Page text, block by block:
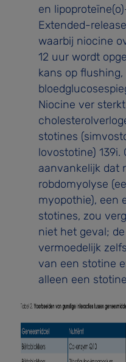
en
Extended-
waarbij niocine
12 uur wordt
kans op
Niocine ver­
stotines
lovostotine) 139i.
aanvankelijk dat
robdo­myolyse
myopothie), een
stotines, zou
niet het geval;
vermoedelijk
van een stotine
alleen een